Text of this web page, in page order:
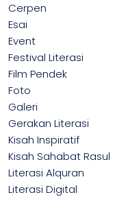
Cerpen
Esai
Event
Festival Literasi
Film Pendek
Foto
Galeri
Gerakan Literasi
Kisah Inspiratif
Kisah Sahabat Rasul
Literasi Alquran
Literasi Digital